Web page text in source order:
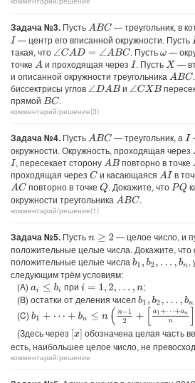
Задача №3. ПустьABC — треугольник, в
I — центр его вписанной окружности. Пусть
такая, что ∠CAD=∠A BC . Пустьω—
точке A и проходящая через I . ПустьX —
и описанной окружности треугольника ABC
биссектрисы углов ∠DAB и ∠CXB
прямой BC .
комментарий/решение(3)
Задача №4. ПустьABC — треугольник, а I
окружности. Окружность, проходящая через
I , пересекает сторонуAB повторно в точке
проходящая через C и касающаяся AI в
AC повторно в точкеQ. Докажите, чтоPQ
окружности треугольника ABC .
комментарий/решение(1)
Задача №5. Пустьn≥ 2 — целое число, и
положительные целые числа. Докажите, что
положительные целые числа b1, b2,… , b n
,
следующим трём условиям:
(A) ai≤ bi при i= 1,2,…,n
;
(B) остатки от деления чиселb1, b2,… , b n
(C) b1 ⋯+ b ≤ n( −12+ a 1+⋯ a ])
(Здесь через x] обозначена целая часть
есть, наибольшее целое число, не
комментарий/решение